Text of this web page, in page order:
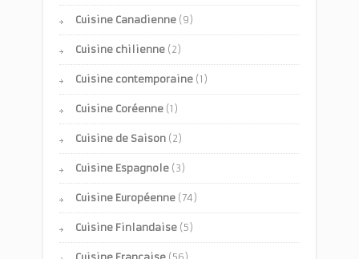
Cuisine Canadienne (9)
Cuisine chilienne (2)
Cuisine contemporaine (1)
Cuisine Coréenne (1)
Cuisine de Saison (2)
Cuisine Espagnole (3)
Cuisine Européenne (74)
Cuisine Finlandaise (5)